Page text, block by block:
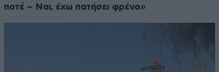
ποτέ – Ναι, έχω πατήσει φρένο»